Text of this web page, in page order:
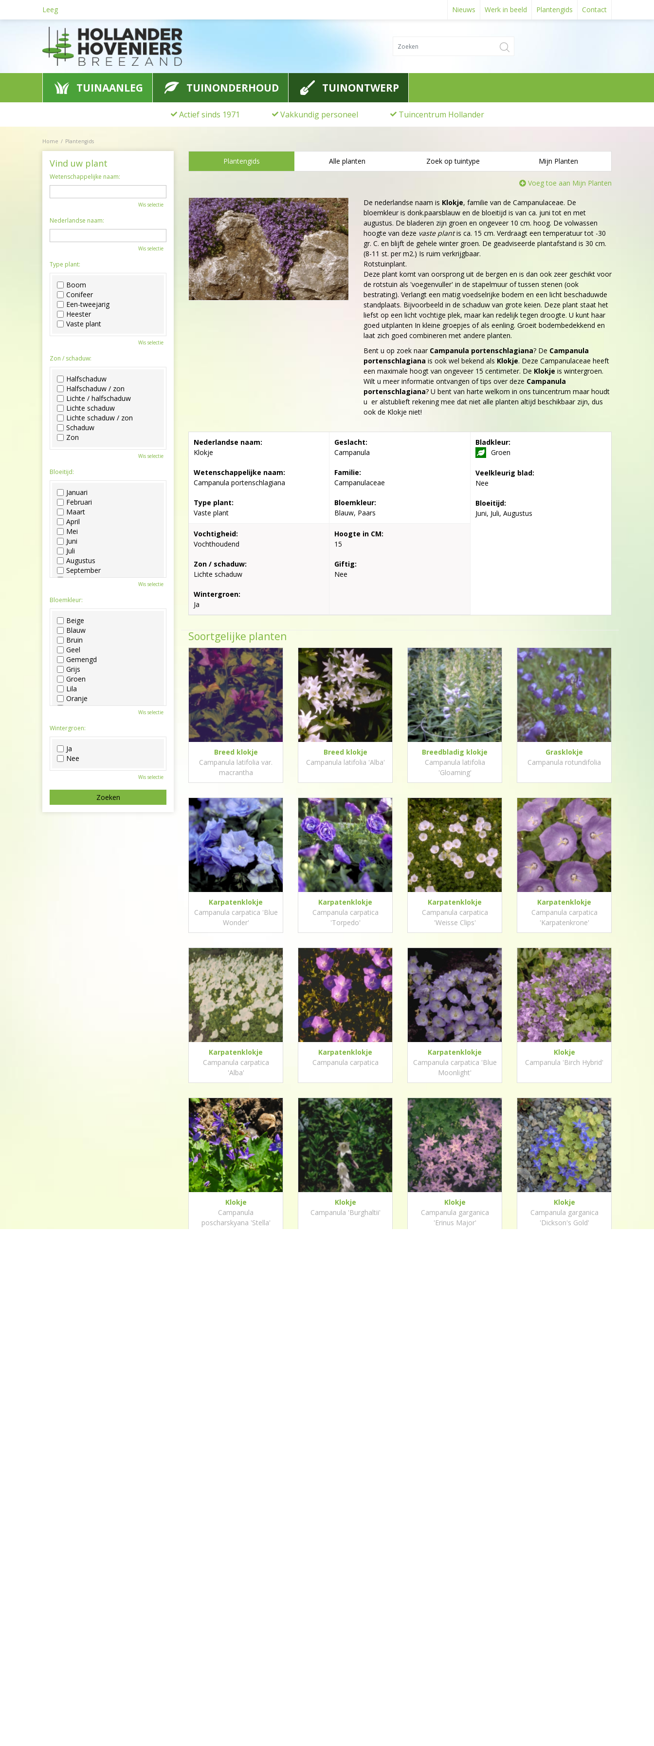
Home Plantengids
Leeg Nieuws Werk in beeld Plantengids Contact
TUINAANLEG TUINONDERHOUD TUINONTWERP
Actief sinds 1971 Vakkundig personeel Tuincentrum Hollander
Plantengids Alle planten Zoek op tuintype Mijn Planten
Voeg toe aan Mijn Planten
De nederlandse naam is Klokje, familie van de Campanulaceae. De
bloemkleur is donk.paarsblauw en de bloeitijd is van ca. juni tot en met
augustus. De bladeren zijn groen en ongeveer 10 cm. hoog. De volwassen
hoogte van deze vaste plantis ca. 15 cm. Verdraagt een temperatuur tot -30
gr. C. en blijft de gehele winter groen. De geadviseerde plantafstand is 30 cm.
(8-11 st. per m2.) Is ruim verkrijgbaar.
Rotstuinplant.
Deze plant komt van oorsprong uit de bergen en is dan ook zeer geschikt voor
de rotstuin als 'voegenvuller' in de stapelmuur of tussen stenen (ook
bestrating). Verlangt een matig voedselrijke bodem en een licht beschaduwde
standplaats. Bijvoorbeeld in de schaduw van grote keien. Deze plant staat het
liefst op een licht vochtige plek, maar kan redelijk tegen droogte. U kunt haar
goed uitplanten In kleine groepjes of als eenling. Groeit bodembedekkend en
laat zich goed combineren met andere planten.
Bent u op zoek naar Campanula portenschlagiana? De Campanula
portenschlagiana is ook wel bekend als Klokje. Deze Campanulaceae heeft
een maximale hoogt van ongeveer 15 centimeter. De Klokje is wintergroen.
Wilt u meer informatie ontvangen of tips over deze Campanula
portenschlagiana? U bent van harte welkom in ons tuincentrum maar houdt
u er alstublieft rekening mee dat niet alle planten altijd beschikbaar zijn, dus
ook de Klokje niet!
Nederlandse naam:
Klokje
Wetenschappelijke naam:
Campanula portenschlagiana
Type plant:
Vaste plant
Geslacht:
Campanula
Familie:
Campanulaceae
Bloemkleur:
Blauw, Paars
Bladkleur:
Groen
Veelkleurig blad:
Nee
Bloeitijd:
Juni, Juli, Augustus
Vochtigheid:
Vochthoudend
Zon / schaduw:
Lichte schaduw
Wintergroen:
Ja
Hoogte in CM:
15
Giftig:
Nee
Soortgelijke planten
Breed klokje
Campanula latifolia var.
macrantha
Breed klokje
Campanula latifolia 'Alba'
Breedbladig klokje
Campanula latifolia
'Gloaming'
Grasklokje
Campanula rotundifolia
Karpatenklokje
Campanula carpatica 'Blue
Wonder'
Karpatenklokje
Campanula carpatica
'Torpedo'
Karpatenklokje
Campanula carpatica
'Weisse Clips'
Karpatenklokje
Campanula carpatica
'Karpatenkrone'
Karpatenklokje
Campanula carpatica
'Alba'
Karpatenklokje
Campanula carpatica
Karpatenklokje
Campanula carpatica 'Blue
Moonlight'
Klokje
Campanula 'Birch Hybrid'
Klokje
Campanula
poscharskyana 'Stella'
Klokje
Campanula 'Burghaltii'
Klokje
Campanula garganica
'Erinus Major'
Klokje
Campanula garganica
'Dickson's Gold'
Vind uw plant
Wetenschappelijke naam:
Wis selectie
Nederlandse naam:
Wis selectie
Type plant:
Boom
Conifeer
Een-tweejarig
Heester
Vaste plant
Wis selectie
Zon / schaduw:
Halfschaduw
Halfschaduw / zon
Lichte / halfschaduw
Lichte schaduw
Lichte schaduw / zon
Schaduw
Zon
Wis selectie
Bloeitijd:
Januari
Februari
Maart
April
Mei
Juni
Juli
Augustus
September
Oktober
December
Wis selectie
Bloemkleur:
Beige
Blauw
Bruin
Geel
Gemengd
Grijs
Groen
Lila
Oranje
Paars
Roze
Wit
Zwart
Wis selectie
Wintergroen:
Ja
Nee
Wis selectie